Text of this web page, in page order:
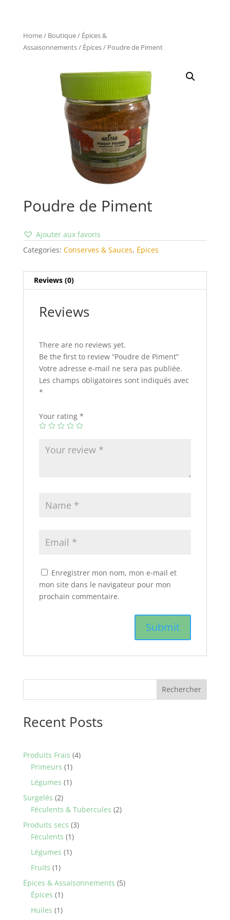
Home/ Boutique/ Épices &
Assaisonnements/ Épices/ Poudre de Piment
Poudre de Piment
Ajouter aux favoris
Categories: Conserves & Sauces, Épices
Reviews (0)
Reviews
There are no reviews yet.
Be the first to review “Poudre de Piment”
Votre adresse e-mail ne sera pas publiée.
Les champs obligatoires sont indiqués avec
*
Your rating *
Enregistrer mon nom, mon e-mail et
mon site dans le navigateur pour mon
prochain commentaire.
Rechercher
Recent Posts
Produits Frais 44
Primeurs 11
product
Légumes 11
Surgelés 22
products
Féculents & Tubercules 22
Produits secs 33
Féculents 11
Légumes 11
Fruits 11
product
Épices & Assaisonnements 55
Épices 11
product
Huiles 11